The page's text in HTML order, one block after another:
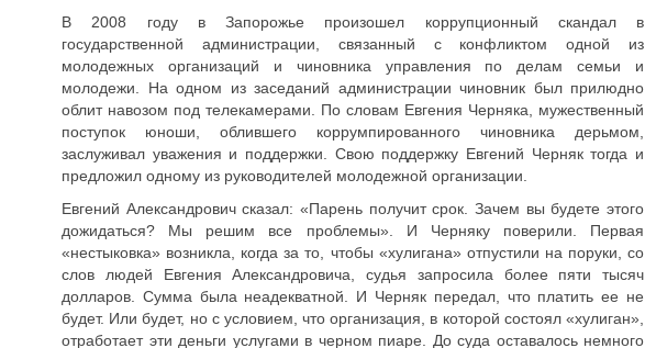
В 2008 году в Запорожье произошел коррупционный скандал в
государственной администрации, связанный с конфликтом одной из
молодежных организаций и чиновника управления по делам семьи и
молодежи. На одном из заседаний администрации чиновник был прилюдно
облит навозом под телекамерами. По словам Евгения Черняка, мужественный
поступок юноши, облившего коррумпированного чиновника дерьмом,
заслуживал уважения и поддержки. Свою поддержку Евгений Черняк тогда и
предложил одному из руководителей молодежной организации.
Евгений Александрович сказал: «Парень получит срок. Зачем вы будете этого
дожидаться? Мы решим все проблемы». И Черняку поверили. Первая
«нестыковка» возникла, когда за то, чтобы «хулигана» отпустили на поруки, со
слов людей Евгения Александровича, судья запросила более пяти тысяч
долларов. Сумма была неадекватной. И Черняк передал, что платить ее не
будет. Или будет, но с условием, что организация, в которой состоял «хулиган»,
отработает эти деньги услугами в черном пиаре. До суда оставалось немного